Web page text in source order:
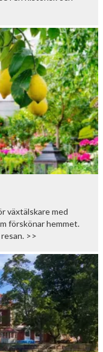
växtälskare med
förskönar hemmet.
>>